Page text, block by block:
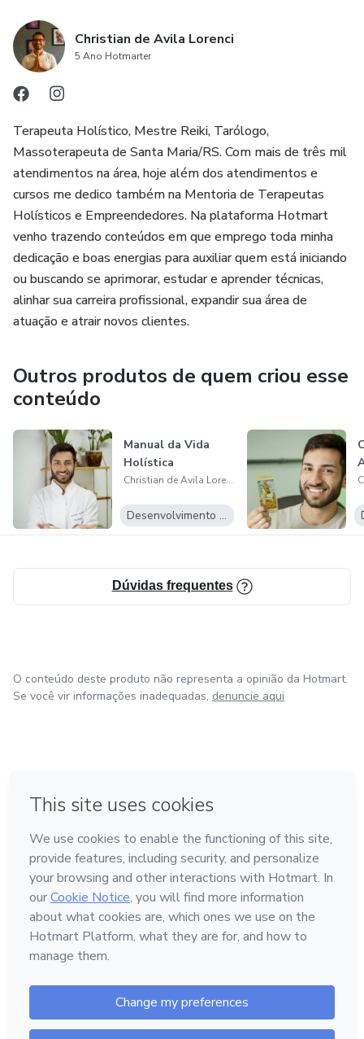
conseguir curar suas emoções e melhorar sua vida na
prática, ou seja, não é apenas um curso teórico.
Christian de Avila Lorenci
5 Ano Hotmarter
Terapeuta Holístico, Mestre Reiki, Tarólogo,
Massoterapeuta de Santa Maria/RS. Com mais de três mil
atendimentos na área, hoje além dos atendimentos e
cursos me dedico também na Mentoria de Terapeutas
Holísticos e Empreendedores. Na plataforma Hotmart
venho trazendo conteúdos em que emprego toda minha
dedicação e boas energias para auxiliar quem está iniciando
ou buscando se aprimorar, estudar e aprender técnicas,
alinhar sua carreira profissional, expandir sua área de
atuação e atrair novos clientes.
Outros produtos de quem criou esse
conteúdo
Manual da Vida
Holística
Christian de Avila Lorenci
Desenvolvimento Pessoal
Dúvidas frequentes
O conteúdo deste produto não representa a opinião da Hotmart.
Se você vir informações inadequadas, denuncie aqui
Feito com ❤
em Belo Horizonte
Conheça a Hotmart
Idioma